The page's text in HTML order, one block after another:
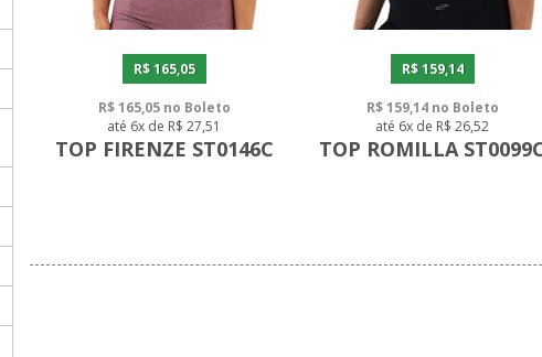
R$ 165,05
R$ 165,05 no Boleto
até 6x de R$ 27,51
TOP FIRENZE ST0146C
R$ 159,14
R$ 159,14 no Boleto
até 6x de R$ 26,52
TOP ROMILLA